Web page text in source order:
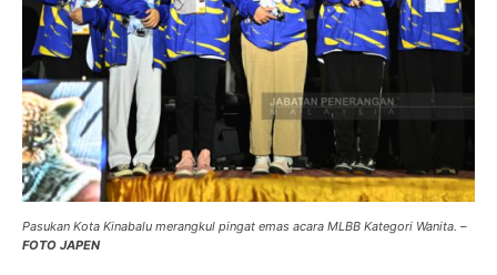
Pasukan Kota Kinabalu merangkul pingat emas acara MLBB Kategori Wanita. –
FOTO JAPEN